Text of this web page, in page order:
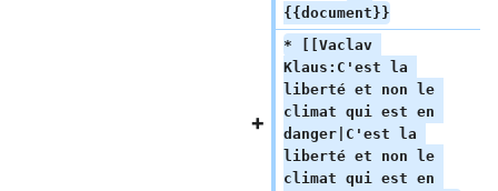
{{document}}
* [[Vaclav
Klaus:C'est la
liberté et non le
climat qui est en
danger|C'est la
liberté et non le
climat qui est en